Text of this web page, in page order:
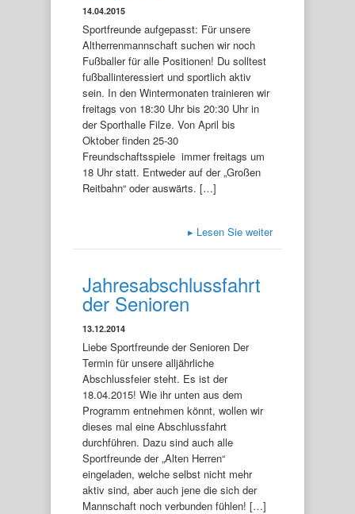
14.04.2015
Sportfreunde aufgepasst: Für unsere
Altherrenmannschaft suchen wir noch
Fußballer für alle Positionen! Du solltest
fußballinteressiert und sportlich aktiv
sein. In den Wintermonaten trainieren wir
freitags von 18:30 Uhr bis 20:30 Uhr in
der Sporthalle Filze. Von April bis
Oktober finden 25-30
Freundschaftsspiele immer freitags um
18 Uhr statt. Entweder auf der „Großen
Reitbahn“ oder auswärts. […]
▸ Lesen Sie weiter
Jahresabschlussfahrt
der Senioren
13.12.2014
Liebe Sportfreunde der Senioren Der
Termin für unsere alljährliche
Abschlussfeier steht. Es ist der
18.04.2015! Wie ihr unten aus dem
Programm entnehmen könnt, wollen wir
dieses mal eine Abschlussfahrt
durchführen. Dazu sind auch alle
Sportfreunde der „Alten Herren“
eingeladen, welche selbst nicht mehr
aktiv sind, aber auch jene die sich der
Mannschaft noch verbunden fühlen! […]